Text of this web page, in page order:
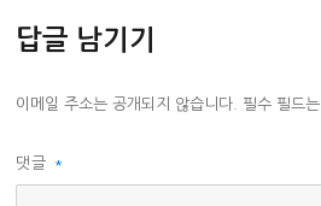
답글 남기기
이메일 주소는 공개되지 않습니다. 필수 필드는
댓글 *